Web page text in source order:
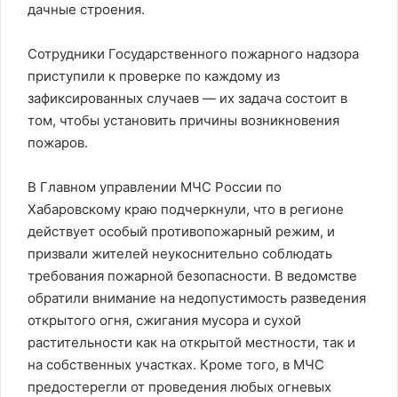
дачные строения.
Сотрудники Государственного пожарного надзора
приступили к проверке по каждому из
зафиксированных случаев — их задача состоит в
том, чтобы установить причины возникновения
пожаров.
В Главном управлении МЧС России по
Хабаровскому краю подчеркнули, что в регионе
действует особый противопожарный режим, и
призвали жителей неукоснительно соблюдать
требования пожарной безопасности. В ведомстве
обратили внимание на недопустимость разведения
открытого огня, сжигания мусора и сухой
растительности как на открытой местности, так и
на собственных участках. Кроме того, в МЧС
предостерегли от проведения любых огневых